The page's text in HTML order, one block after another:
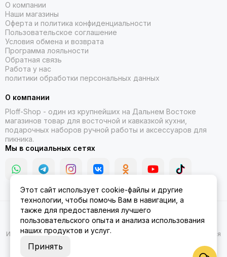
О компании
Наши магазины
Оферта и политика конфиденциальности
Пользовательское соглашение
Условия обмена и возврата
Программа лояльности
Обратная связь
Работа у нас
политики обработки персональных данных
О компании
Ploff-Shop - один из крупнейших на Дальнем Востоке
магазинов товар для восточной и кавказкой кухни,
подарочных наборов ручной работы и аксессуаров для
пикника.
Мы в социальных сетях
2026 © Казаны, мангалы, тандыры | Ploff Shop Комсомольск-на-
Амуре.Карта сайта
Информация на сайте носит ознакомительный характер и не является
Этот сайт использует cookie-файлы и другие
технологии, чтобы помочь Вам в навигации, а
также для предоставления лучшего
пользовательского опыта и анализа использования
наших продуктов и услуг.
Принять